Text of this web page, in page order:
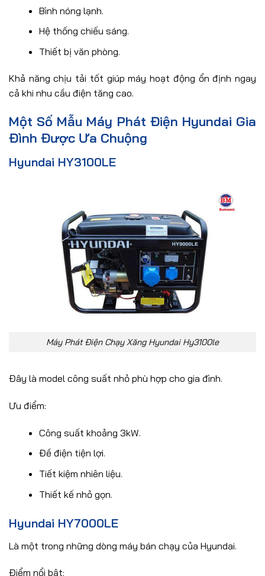
Bình nóng lạnh.
Hệ thống chiếu sáng.
Thiết bị văn phòng.
Khả năng chịu tải tốt giúp máy hoạt động ổn định ngay
cả khi nhu cầu điện tăng cao.
Một Số Mẫu Máy Phát Điện Hyundai Gia
Đình Được Ưa Chuộng
Hyundai HY3100LE
Máy Phát Điện Chạy Xăng Hyundai Hy3100le
Đây là model công suất nhỏ phù hợp cho gia đình.
Ưu điểm:
Công suất khoảng 3kW.
Đề điện tiện lợi.
Tiết kiệm nhiên liệu.
Thiết kế nhỏ gọn.
Hyundai HY7000LE
Là một trong những dòng máy bán chạy của Hyundai.
Điểm nổi bật: